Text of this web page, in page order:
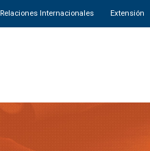
Relaciones Internacionales Extensión